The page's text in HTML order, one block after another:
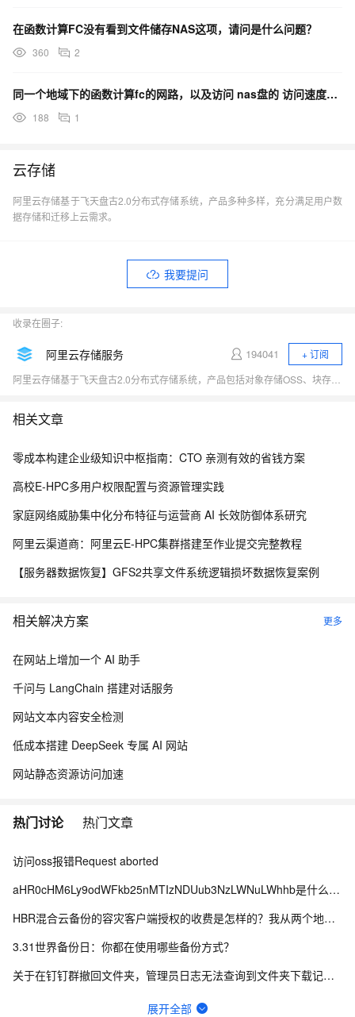
在函数计算FC没有看到文件储存NAS这项，请问是什么问题？
360 2
同一个地域下的函数计算fc的网路，以及访问 nas盘的 访问速度是不是共享的？
188 1
云存储
阿里云存储基于飞天盘古2.0分布式存储系统，产品多种多样，充分满足用户数
据存储和迁移上云需求。
我要提问
收录在圈子:
阿里云存储服务 194041
+ 订阅
相关文章
零成本构建企业级知识中枢指南：CTO 亲测有效的省钱方案
高校E-HPC多用户权限配置与资源管理实践
家庭网络威胁集中化分布特征与运营商 AI 长效防御体系研究
阿里云渠道商：阿里云E-HPC集群搭建至作业提交完整教程
【服务器数据恢复】GFS2共享文件系统逻辑损坏数据恢复案例
相关解决方案 更多
在网站上增加一个 AI 助手
千问与 LangChain 搭建对话服务
网站文本内容安全检测
低成本搭建 DeepSeek 专属 AI 网站
网站静态资源访问加速
热门讨论 热门文章
访问oss报错Request aborted
aHR0cHM6Ly9odWFkb25nMTIzNDUub3NzLWNuLWhhb是什么情况？
HBR混合云备份的容灾客户端授权的收费是怎样的？我从两个地方看到的不一样，哪个为准？
3.31世界备份日：你都在使用哪些备份方式？
关于在钉钉群撤回文件夹，管理员日志无法查询到文件夹下载记录的问题。
对象存储oss免费存储空间，免费流量和免费访问量是多少
展开全部